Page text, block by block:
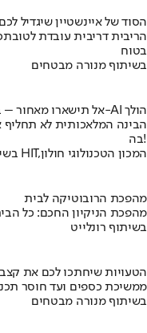
הסוד של איינשטיין שיגדיל
הריבית דריבית עובדת
בטוח
בשיתוף מנורה מבטחים
אל תישארו מאחור – בואו לגלות לאן ה-AI הולך
הבינה המלאכותית לא
בה!
בשיתוף HIT,המכון הטכנולוגי חולון
מהפכת הרובוטיקה לבית
מהפכת הניקיון החכם: כל
בשיתוף רונלייט
הטעויות שיחתכו לכם את
ממשיכת כספים ועד חוסר
בשיתוף מנורה מבטחים